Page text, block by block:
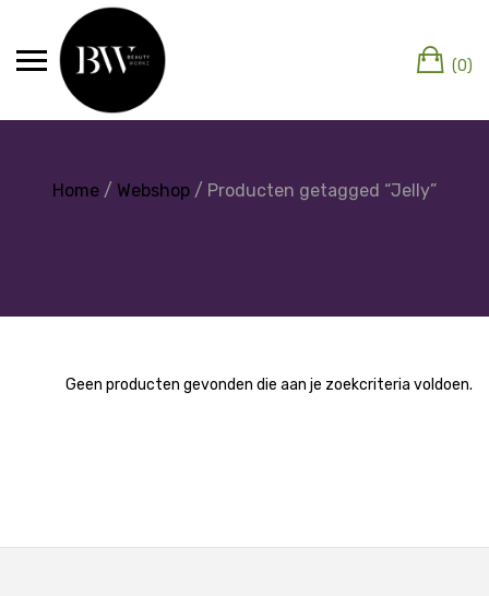
(0)
Home / Webshop / Producten getagged “Jelly”
Geen producten gevonden die aan je zoekcriteria voldoen.